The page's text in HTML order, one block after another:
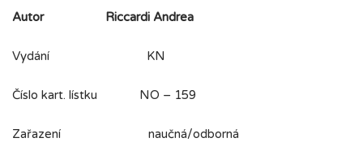
Autor Riccardi Andrea
Vydání KN
Číslo kart. lístku NO – 159
Zařazení naučná/odborná